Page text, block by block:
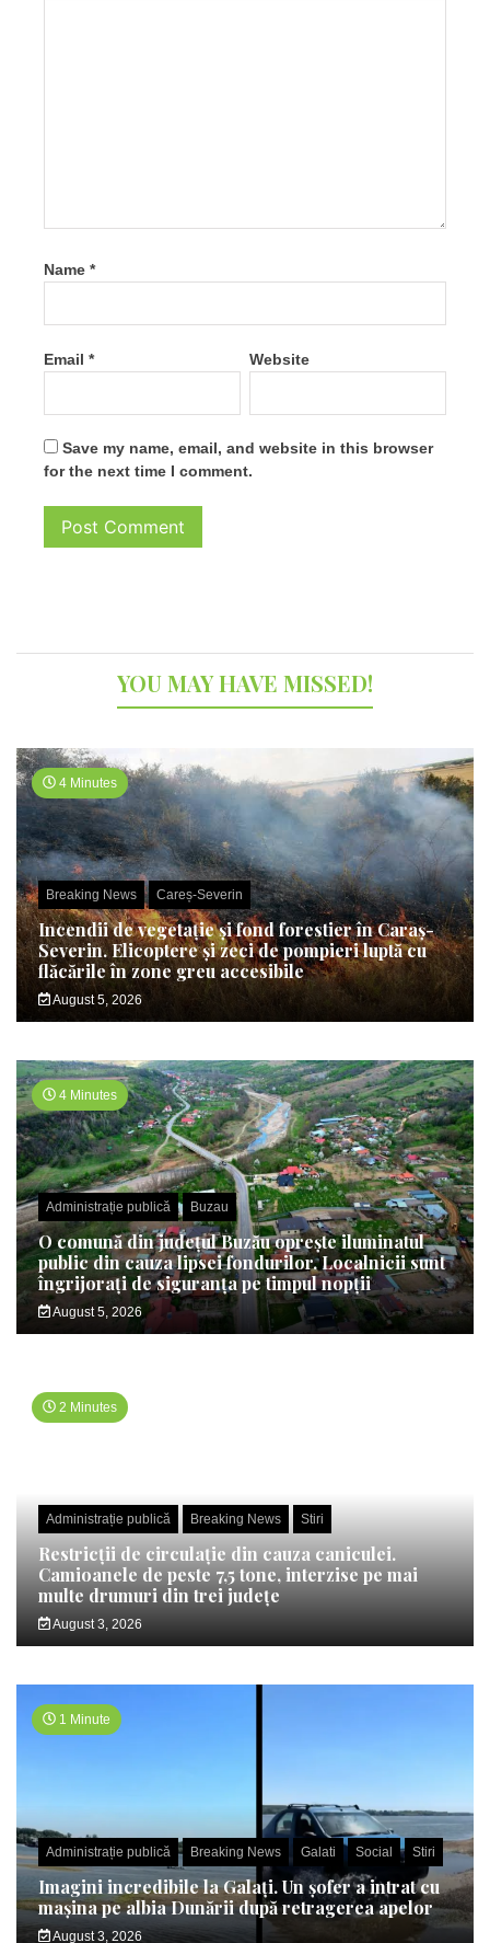
Name *
Email * Website
Save my name, email, and website in this browser
for the next time I comment.
YOU MAY HAVE MISSED!
4 Minutes
Breaking News Careș-Severin
Incendii de vegetație și fond forestier în Caraș-
Severin. Elicoptere și zeci de pompieri luptă cu
flăcările în zone greu accesibile
August 5, 2026
4 Minutes
Administrație publică Buzau
O comună din județul Buzău oprește iluminatul
public din cauza lipsei fondurilor. Localnicii sunt
îngrijorați de siguranța pe timpul nopții
August 5, 2026
2 Minutes
Administrație publică Breaking News Stiri
Restricții de circulație din cauza caniculei.
Camioanele de peste 7,5 tone, interzise pe mai
multe drumuri din trei județe
August 3, 2026
1 Minute
Administrație publică Breaking News Galati Social Stiri
Imagini incredibile la Galați. Un șofer a intrat cu
mașina pe albia Dunării după retragerea apelor
August 3, 2026